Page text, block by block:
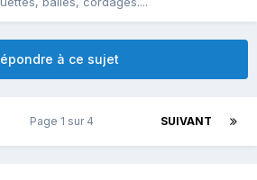
à ce sujet
SUIVANT
Page 1 sur 4